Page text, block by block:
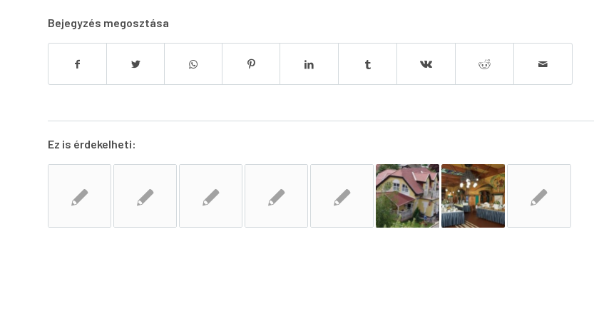
Bejegyzés megosztása
Ez is érdekelheti: